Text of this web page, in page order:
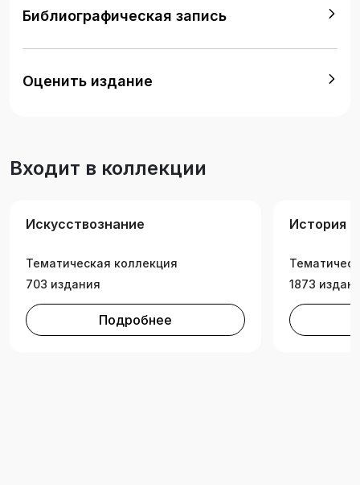
целостное представление о европейской
предлагает обширный материал для
сопоставления культурных явлений и
процессов, происходящих в культуре, на
историей культуры.
Библиографическая запись
Оценить издание
Входит в коллекции
Искусствознание
Тематическая коллекция
703 издания
Подробнее
История
1873